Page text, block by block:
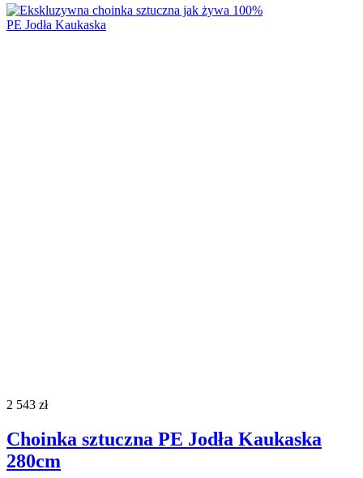
2 543 zł
Choinka sztuczna PE Jodła Kaukaska
280cm